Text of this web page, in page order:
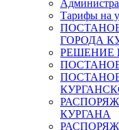
Тарифы на
ГОРОДА
РЕШЕНИЕ
КУРГАНА